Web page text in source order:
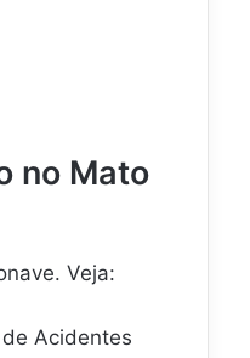
no Mato
Veja:
Acidentes